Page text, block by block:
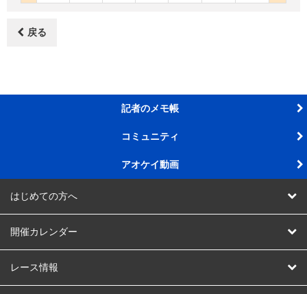
戻る
記者のメモ帳
コミュニティ
アオケイ動画
はじめての方へ
AOKEIスタジアムって
AOKEIスタジアム会員ってなに
開催カレンダー
競輪
レース情報